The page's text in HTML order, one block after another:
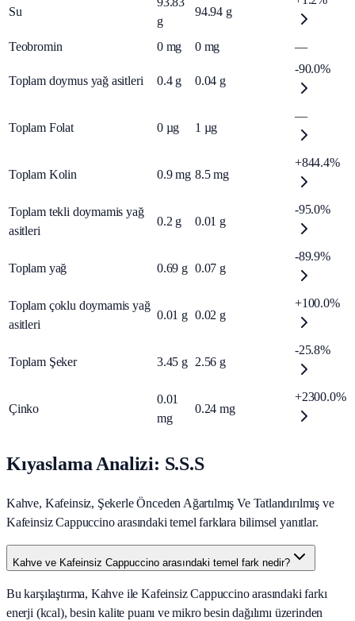
Su
g
94.94 g
Teobromin 0 mg 0 mg —
Toplam doymus yağ asitleri 0.4 g 0.04 g
-90.0%
Toplam Folat 0 µg 1 µg
—
Toplam Kolin 0.9 mg 8.5 mg
+844.4%
Toplam tekli doymamis yağ
asitleri
0.2 g 0.01 g
-95.0%
Toplam yağ 0.69 g 0.07 g
-89.9%
Toplam çoklu doymamis yağ
asitleri
0.01 g 0.02 g
+100.0%
Toplam Şeker 3.45 g 2.56 g
-25.8%
Çinko
0.01
mg
0.24 mg
+2300.0%
Kıyaslama Analizi: S.S.S
Kahve, Kafeinsiz, Şekerle Önceden Ağartılmış Ve Tatlandırılmış ve
Kafeinsiz Cappuccino arasındaki temel farklara bilimsel yanıtlar.
Kahve ve Kafeinsiz Cappuccino arasındaki temel fark nedir?
Bu karşılaştırma, Kahve ile Kafeinsiz Cappuccino arasındaki farkı
enerji (kcal), besin kalite puanı ve mikro besin dağılımı üzerinden